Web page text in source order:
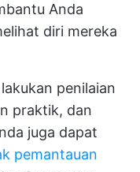
Anda
diri mereka
penilaian
praktik, dan
juga dapat
pemantauan